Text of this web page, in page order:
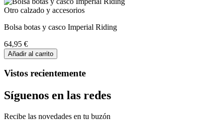
Otro calzado y accesorios
Bolsa botas y casco Imperial Riding
64,95 €
Añadir al carrito
Vistos recientemente
Síguenos en las redes
Recibe las novedades en tu buzón